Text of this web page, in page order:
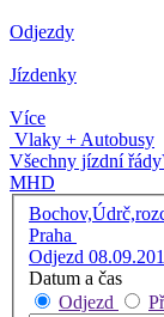
Odjezdy
Jízdenky
Více
Vlaky + Autobusy
Všechny jízdní řády
MHD
Praha
Odjezd
Datum a čas
Odjezd